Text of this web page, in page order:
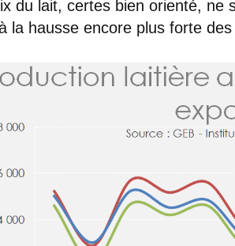
du lait, certes bien orienté, ne
la hausse encore plus forte